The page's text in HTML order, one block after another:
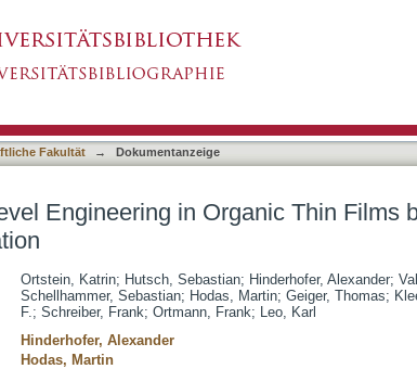
Fakultät → Dokumentanzeige
Engineering in Organic Thin Films
Ortstein, Katrin; Hutsch, Sebastian; Hinderhofer, Alexander;
Schellhammer, Sebastian; Hodas, Martin; Geiger, Thomas;
F.; Schreiber, Frank; Ortmann, Frank; Leo, Karl
Hinderhofer, Alexander
Hodas, Martin